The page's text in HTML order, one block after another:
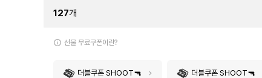
127개
선물 무료쿠폰이란?
더블쿠폰 SHOOT🔫 더블쿠폰 SHOOT🔫